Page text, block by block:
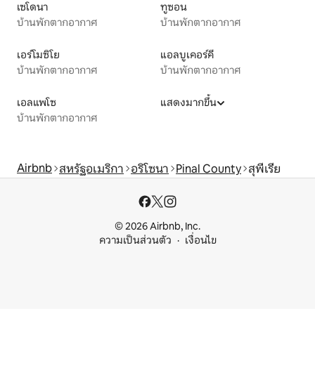
เซโดนา
บ้านพักตากอากาศ
ทูซอน
บ้านพักตากอากาศ
เอร์โมซิโย
บ้านพักตากอากาศ
แอลบูเคอร์คี
บ้านพักตากอากาศ
เอลแพโซ
บ้านพักตากอากาศ
แสดงมากขึ้น
Airbnb สหรัฐอเมริกา อริโซนา Pinal County สุพีเรีย
© 2026 Airbnb, Inc.
ความเป็นส่วนตัว
เงื่อนไข